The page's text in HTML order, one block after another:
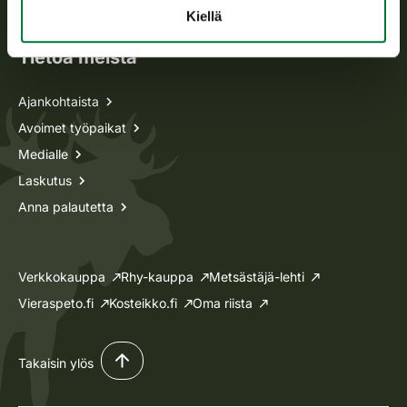
Kiellä
Tietoa meistä
Ajankohtaista
Avoimet työpaikat
Medialle
Laskutus
Anna palautetta
Verkkokauppa Rhy-kauppa
Metsästäjä-lehti
Vieraspeto.fi
Kosteikko.fi Oma riista
Takaisin ylös